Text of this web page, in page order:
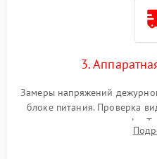
3.
Замеры напряжений
блоке питания. Проверка
помощью осциллографа.
светодиодных планок